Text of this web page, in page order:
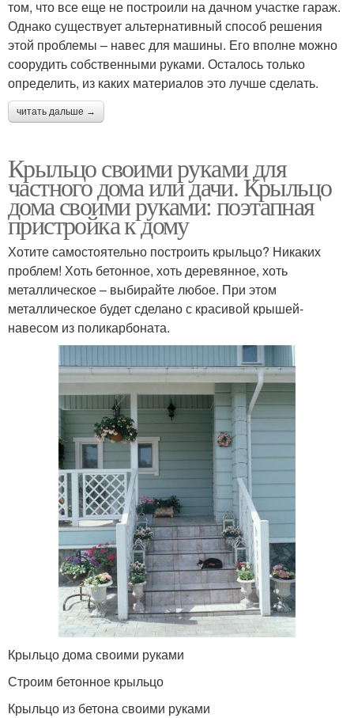
том, что все еще не построили на дачном участке гараж.
Однако существует альтернативный способ решения
этой проблемы – навес для машины. Его вполне можно
соорудить собственными руками. Осталось только
определить, из каких материалов это лучше сделать.
читать дальше →
Крыльцо своими руками для
частного дома или дачи. Крыльцо
дома своими руками: поэтапная
пристройка к дому
Хотите самостоятельно построить крыльцо? Никаких
проблем! Хоть бетонное, хоть деревянное, хоть
металлическое – выбирайте любое. При этом
металлическое будет сделано с красивой крышей-
навесом из поликарбоната.
Крыльцо дома своими руками
Строим бетонное крыльцо
Крыльцо из бетона своими руками